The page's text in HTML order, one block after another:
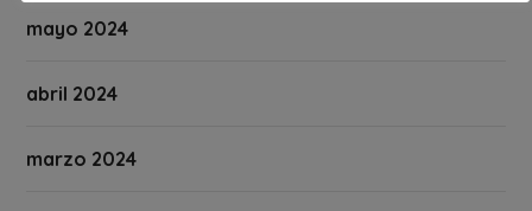
mayo 2024
abril 2024
marzo 2024